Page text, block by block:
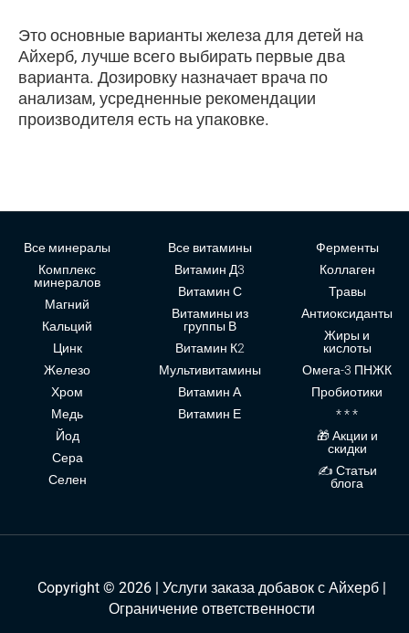
Это основные варианты железа для детей на
Айхерб, лучше всего выбирать первые два
варианта. Дозировку назначает врача по
анализам, усредненные рекомендации
производителя есть на упаковке.
Все минералы
Комплекс
минералов
Магний
Кальций
Цинк
Железо
Хром
Медь
Йод
Сера
Селен
Все витамины
Витамин Д3
Витамин С
Витамины из
группы В
Витамин К2
Мультивитамины
Витамин А
Витамин Е
Ферменты
Коллаген
Травы
Антиоксиданты
Жиры и
кислоты
Омега-3 ПНЖК
Пробиотики
* * *
🎁 Акции и
скидки
✍ Статьи
блога
Copyright © 2026 | Услуги заказа добавок с Айхерб |
Ограничение ответственности